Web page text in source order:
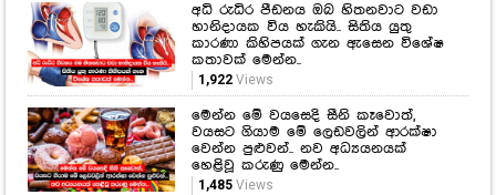
අධි රුධිර පීඩනය ඔබ හිතනවාට වඩා
හානිදායක විය හැකියි.. සිතිය යුතු
කාරණා කිහිපයක් ගැන ඇසෙන විශේෂ
කතාවක් මෙන්න..
1,922Views
මෙන්න මේ වයසෙදි සීනි කෑවොත්,
වයසට ගියාම මේ ලෙඩවලින් ආරක්ෂා
වෙන්න පුළුවන්.. නව අධ්‍යයනයක්
හෙළිවූ කරුණු මෙන්න..
1,485Views